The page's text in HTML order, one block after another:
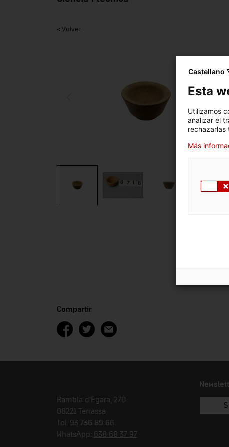
< Volver
Compartir
Rambla d'Ègara, 270
08221 Terrassa
Tel. 93 736 89 66
WhatsApp: 638 68 37 97
Castellano
Esta
Utilizamos
analizar el
rechazarlas
Más